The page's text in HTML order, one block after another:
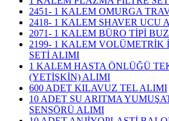
2451- 1 KALEM OMURGA
2418- 1 KALEM SHAVER UCU
2071- 1 KALEM BÜRO TİPİ
2199- 1 KALEM VOLÜMETRİK
SETİ ALIMI
1 KALEM HASTA ÖNLÜĞÜ
(YETİŞKİN) ALIMI
600 ADET KILAVUZ TEL ALIMI
10 ADET SU ARITMA
SENSÖRÜ ALIMI